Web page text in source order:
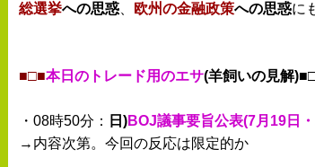
総選挙への思惑 欧州の金融政策への思惑に
■□■本日のトレード用のエサ(羊飼いの見解
・08時50分： 日)BOJ議事要旨公表(7月19日
→内容次第。今回の反応は限定的か